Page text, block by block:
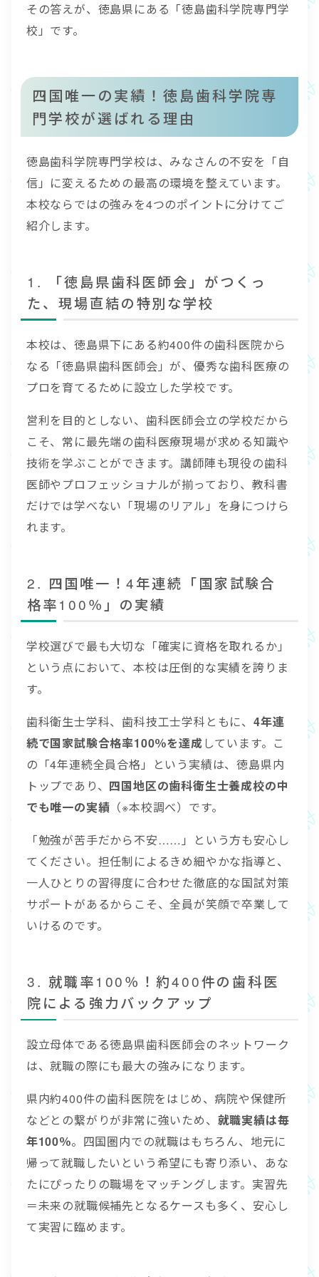
その答えが、徳島県にある「徳島歯科学院専門学
校」です。
四国唯一の実績！徳島歯科学院専
門学校が選ばれる理由
徳島歯科学院専門学校は、みなさんの不安を「自
信」に変えるための最高の環境を整えています。
本校ならではの強みを4つのポイントに分けてご
紹介します。
1. 「徳島県歯科医師会」がつくっ
た、現場直結の特別な学校
本校は、徳島県下にある約400件の歯科医院から
なる「徳島県歯科医師会」が、優秀な歯科医療の
プロを育てるために設立した学校です。
営利を目的としない、歯科医師会立の学校だから
こそ、常に最先端の歯科医療現場が求める知識や
技術を学ぶことができます。講師陣も現役の歯科
医師やプロフェッショナルが揃っており、教科書
だけでは学べない「現場のリアル」を身につけら
れます。
2. 四国唯一！4年連続「国家試験合
格率100％」の実績
学校選びで最も大切な「確実に資格を取れるか」
という点において、本校は圧倒的な実績を誇りま
す。
歯科衛生士学科、歯科技工士学科ともに、 4年連
続で国家試験合格率100％を達成 しています。こ
の「4年連続全員合格」という実績は、徳島県内
トップであり、 四国地区の歯科衛生士養成校の中
でも唯一の実績 （※本校調べ）です。
「勉強が苦手だから不安……」という方も安心し
てください。担任制によるきめ細やかな指導と、
一人ひとりの習得度に合わせた徹底的な国試対策
サポートがあるからこそ、全員が笑顔で卒業して
いけるのです。
3. 就職率100％！約400件の歯科医
院による強力バックアップ
設立母体である徳島県歯科医師会のネットワーク
は、就職の際にも最大の強みになります。
県内約400件の歯科医院をはじめ、病院や保健所
などとの繋がりが非常に強いため、 就職実績は毎
年100％。四国圏内での就職はもちろん、地元に
帰って就職したいという希望にも寄り添い、あな
たにぴったりの職場をマッチングします。実習先
＝未来の就職候補先となるケースも多く、安心し
て実習に臨めます。